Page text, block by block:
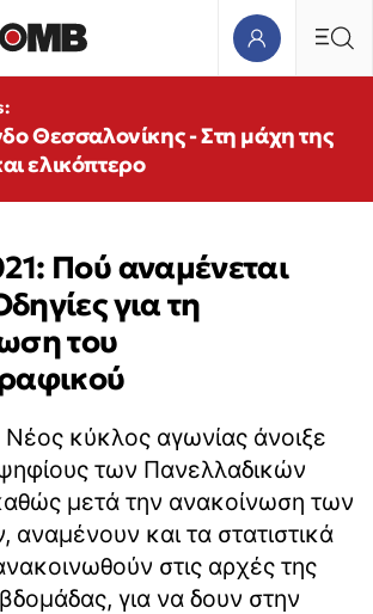
Θεσσαλονίκης - Στη μάχη της
ελικόπτερο
Πού αναμένεται
για τη
του
Νέος κύκλος αγωνίας άνοιξε
των Πανελλαδικών
μετά την ανακοίνωση των
αναμένουν και τα στατιστικά
στις αρχές της
για να δουν στην